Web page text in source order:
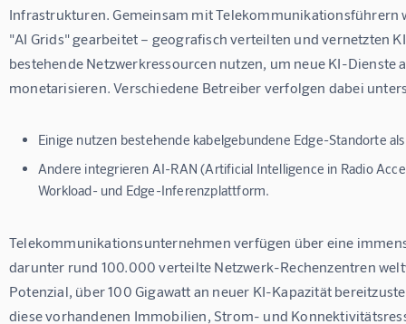
Infrastrukturen. Gemeinsam mit Telekommunikationsführern
"AI Grids" gearbeitet – geografisch verteilten und vernetzten
bestehende Netzwerkressourcen nutzen, um neue KI-Dienste
monetarisieren. Verschiedene Betreiber verfolgen dabei
Einige nutzen bestehende kabelgebundene Edge-Standorte
Andere integrieren AI-RAN (Artificial Intelligence in Radio
Workload- und Edge-Inferenzplattform.
Telekommunikationsunternehmen verfügen über eine
darunter rund 100.000 verteilte Netzwerk-Rechenzentren
Potenzial, über 100 Gigawatt an neuer KI-Kapazität
diese vorhandenen Immobilien, Strom- und